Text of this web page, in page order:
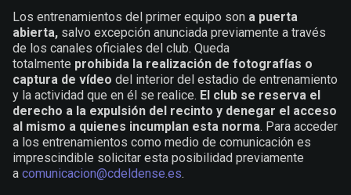
Los entrenamientos del primer equipo son a puerta
abierta, salvo excepción anunciada previamente a través
de los canales oficiales del club. Queda
totalmente prohibida la realización de fotografías o
captura de vídeo del interior del estadio de entrenamiento
y la actividad que en él se realice. El club se reserva el
derecho a la expulsión del recinto y denegar el acceso
al mismo a quienes incumplan esta norma. Para acceder
a los entrenamientos como medio de comunicación es
imprescindible solicitar esta posibilidad previamente
a comunicacion@cdeldense.es.